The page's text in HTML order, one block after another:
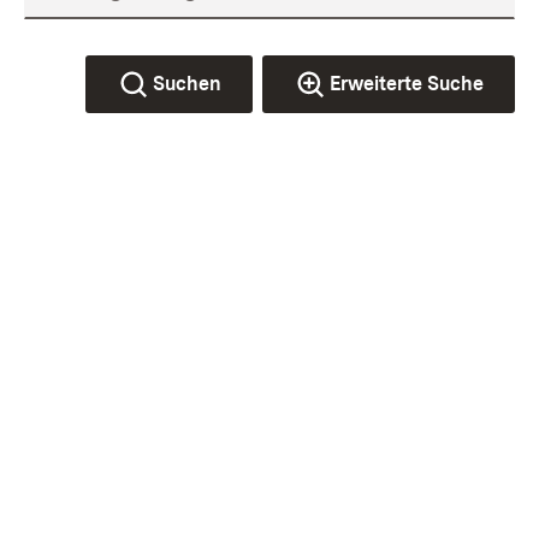
Suchen Erweiterte Suche